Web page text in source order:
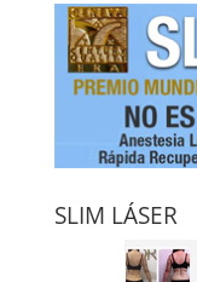
SLIM LÁSER